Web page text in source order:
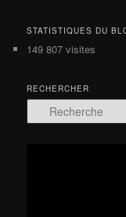
STATISTIQUES DU
149 807 visites
RECHERCHER
e